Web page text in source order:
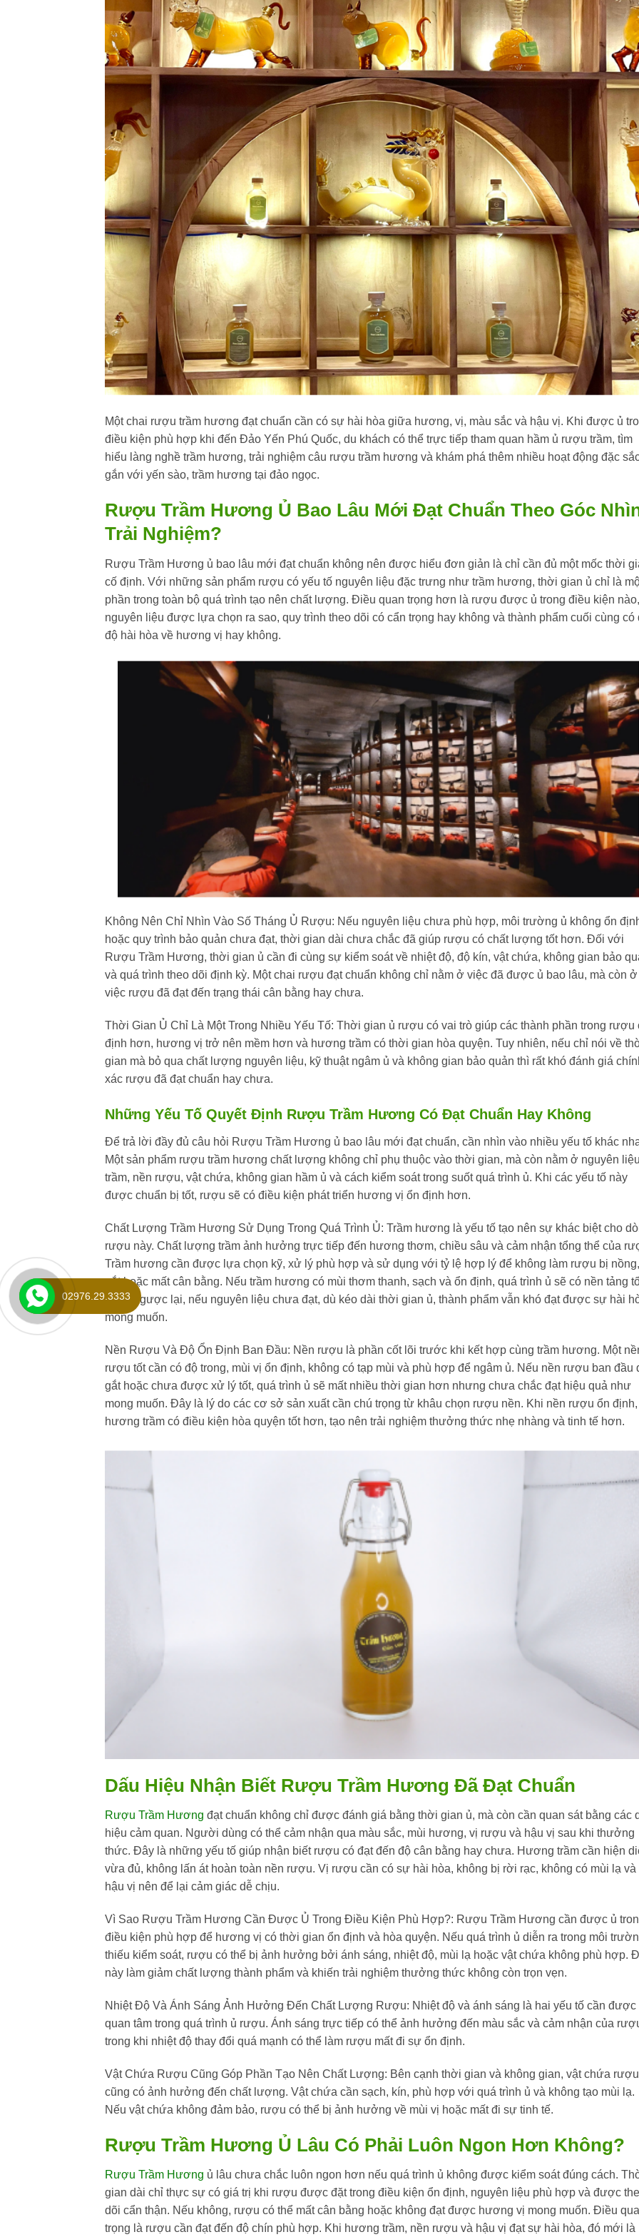
Một chai rượu trầm hương đạt chuẩn cần có sự hài hòa giữa hương, vị, màu sắc và hậu vị. Khi được ủ
điều kiện phù hợp khi đến Đảo Yến Phú Quốc, du khách có thể trực tiếp tham quan hầm ủ rượu trầm, tìm
hiểu làng nghề trầm hương, trải nghiệm câu rượu trầm hương và khám phá thêm nhiều hoạt động đặc
gắn với yến sào, trầm hương tại đảo ngọc.
Rượu Trầm Hương Ủ Bao Lâu Mới Đạt Chuẩn Theo Góc
Trải Nghiệm?
Rượu Trầm Hương ủ bao lâu mới đạt chuẩn không nên được hiểu đơn giản là chỉ cần đủ một mốc thời
cố định. Với những sản phẩm rượu có yếu tố nguyên liệu đặc trưng như trầm hương, thời gian ủ chỉ là
phần trong toàn bộ quá trình tạo nên chất lượng. Điều quan trọng hơn là rượu được ủ trong điều kiện nào,
nguyên liệu được lựa chọn ra sao, quy trình theo dõi có cẩn trọng hay không và thành phẩm cuối cùng có
độ hài hòa về hương vị hay không.
Không Nên Chỉ Nhìn Vào Số Tháng Ủ Rượu: Nếu nguyên liệu chưa phù hợp, môi trường ủ không ổn
hoặc quy trình bảo quản chưa đạt, thời gian dài chưa chắc đã giúp rượu có chất lượng tốt hơn. Đối với
Rượu Trầm Hương, thời gian ủ cần đi cùng sự kiểm soát về nhiệt độ, độ kín, vật chứa, không gian bảo
và quá trình theo dõi định kỳ. Một chai rượu đạt chuẩn không chỉ nằm ở việc đã được ủ bao lâu, mà còn ở
việc rượu đã đạt đến trạng thái cân bằng hay chưa.
Thời Gian Ủ Chỉ Là Một Trong Nhiều Yếu Tố: Thời gian ủ rượu có vai trò giúp các thành phần trong rượu
định hơn, hương vị trở nên mềm hơn và hương trầm có thời gian hòa quyện. Tuy nhiên, nếu chỉ nói về
gian mà bỏ qua chất lượng nguyên liệu, kỹ thuật ngâm ủ và không gian bảo quản thì rất khó đánh giá
xác rượu đã đạt chuẩn hay chưa.
Những Yếu Tố Quyết Định Rượu Trầm Hương Có Đạt Chuẩn Hay Không
Để trả lời đầy đủ câu hỏi Rượu Trầm Hương ủ bao lâu mới đạt chuẩn, cần nhìn vào nhiều yếu tố khác
Một sản phẩm rượu trầm hương chất lượng không chỉ phụ thuộc vào thời gian, mà còn nằm ở nguyên liệu
trầm, nền rượu, vật chứa, không gian hầm ủ và cách kiểm soát trong suốt quá trình ủ. Khi các yếu tố này
được chuẩn bị tốt, rượu sẽ có điều kiện phát triển hương vị ổn định hơn.
Chất Lượng Trầm Hương Sử Dụng Trong Quá Trình Ủ: Trầm hương là yếu tố tạo nên sự khác biệt cho
rượu này. Chất lượng trầm ảnh hưởng trực tiếp đến hương thơm, chiều sâu và cảm nhận tổng thể của
Trầm hương cần được lựa chọn kỹ, xử lý phù hợp và sử dụng với tỷ lệ hợp lý để không làm rượu bị nồng,
gắt hoặc mất cân bằng. Nếu trầm hương có mùi thơm thanh, sạch và ổn định, quá trình ủ sẽ có nền tảng
hơn. Ngược lại, nếu nguyên liệu chưa đạt, dù kéo dài thời gian ủ, thành phẩm vẫn khó đạt được sự hài
mong muốn.
Nền Rượu Và Độ Ổn Định Ban Đầu: Nền rượu là phần cốt lõi trước khi kết hợp cùng trầm hương. Một
rượu tốt cần có độ trong, mùi vị ổn định, không có tạp mùi và phù hợp để ngâm ủ. Nếu nền rượu ban đầu
gắt hoặc chưa được xử lý tốt, quá trình ủ sẽ mất nhiều thời gian hơn nhưng chưa chắc đạt hiệu quả như
mong muốn. Đây là lý do các cơ sở sản xuất cần chú trọng từ khâu chọn rượu nền. Khi nền rượu ổn định,
hương trầm có điều kiện hòa quyện tốt hơn, tạo nên trải nghiệm thưởng thức nhẹ nhàng và tinh tế hơn.
Dấu Hiệu Nhận Biết Rượu Trầm Hương Đã Đạt Chuẩn
Rượu Trầm Hương đạt chuẩn không chỉ được đánh giá bằng thời gian ủ, mà còn cần quan sát bằng các
hiệu cảm quan. Người dùng có thể cảm nhận qua màu sắc, mùi hương, vị rượu và hậu vị sau khi thưởng
thức. Đây là những yếu tố giúp nhận biết rượu có đạt đến độ cân bằng hay chưa. Hương trầm cần hiện
vừa đủ, không lấn át hoàn toàn nền rượu. Vị rượu cần có sự hài hòa, không bị rời rạc, không có mùi lạ và
hậu vị nên để lại cảm giác dễ chịu.
Vì Sao Rượu Trầm Hương Cần Được Ủ Trong Điều Kiện Phù Hợp?: Rượu Trầm Hương cần được ủ
điều kiện phù hợp để hương vị có thời gian ổn định và hòa quyện. Nếu quá trình ủ diễn ra trong môi
thiếu kiểm soát, rượu có thể bị ảnh hưởng bởi ánh sáng, nhiệt độ, mùi lạ hoặc vật chứa không phù hợp.
này làm giảm chất lượng thành phẩm và khiến trải nghiệm thưởng thức không còn trọn vẹn.
Nhiệt Độ Và Ánh Sáng Ảnh Hưởng Đến Chất Lượng Rượu: Nhiệt độ và ánh sáng là hai yếu tố cần được
quan tâm trong quá trình ủ rượu. Ánh sáng trực tiếp có thể ảnh hưởng đến màu sắc và cảm nhận của
trong khi nhiệt độ thay đổi quá mạnh có thể làm rượu mất đi sự ổn định.
Vật Chứa Rượu Cũng Góp Phần Tạo Nên Chất Lượng: Bên cạnh thời gian và không gian, vật chứa rượu
cũng có ảnh hưởng đến chất lượng. Vật chứa cần sạch, kín, phù hợp với quá trình ủ và không tạo mùi lạ.
Nếu vật chứa không đảm bảo, rượu có thể bị ảnh hưởng về mùi vị hoặc mất đi sự tinh tế.
Rượu Trầm Hương Ủ Lâu Có Phải Luôn Ngon Hơn Không?
Rượu Trầm Hương ủ lâu chưa chắc luôn ngon hơn nếu quá trình ủ không được kiểm soát đúng cách.
gian dài chỉ thực sự có giá trị khi rượu được đặt trong điều kiện ổn định, nguyên liệu phù hợp và được
dõi cẩn thận. Nếu không, rượu có thể mất cân bằng hoặc không đạt được hương vị mong muốn. Điều
trọng là rượu cần đạt đến độ chín phù hợp. Khi hương trầm, nền rượu và hậu vị đạt sự hài hòa, đó mới là
02976.29.3333